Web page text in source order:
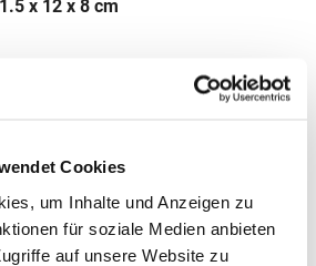
Cookies
um Inhalte und Anzeigen zu
für soziale Medien anbieten
auf unsere Website zu
1.5 x 12 x 8 cm